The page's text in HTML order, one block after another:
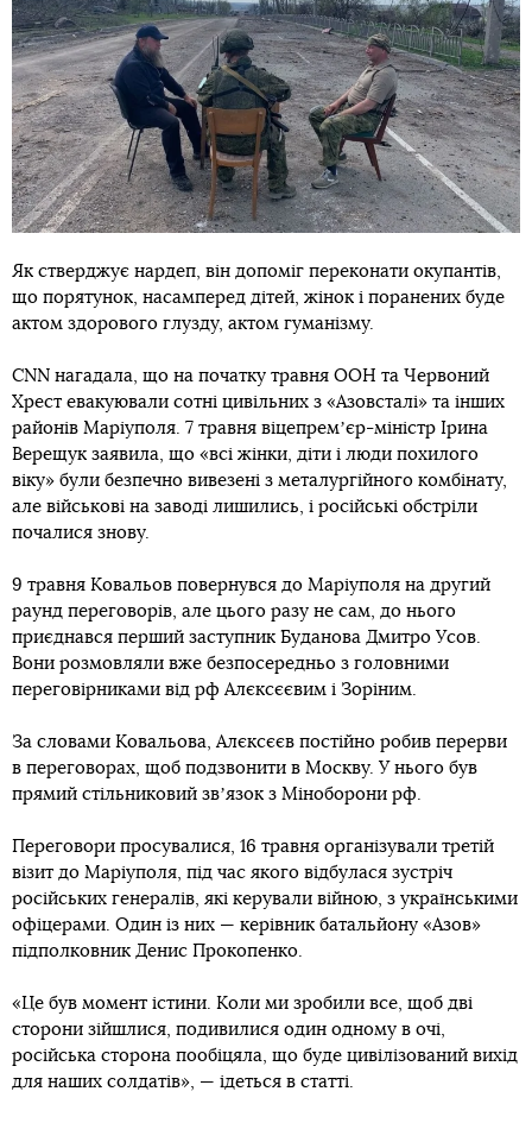
Як стверджує нардеп, він допоміг переконати окупантів,
що порятунок, насамперед дітей, жінок і поранених буде
актом здорового глузду, актом гуманізму.
CNN нагадала, що на початку травня ООН та Червоний
Хрест евакуювали сотні цивільних з «Азовсталі» та інших
районів Маріуполя. 7 травня віцепремʼєр-міністр Ірина
Верещук заявила, що «всі жінки, діти і люди похилого
віку» були безпечно вивезені з металургійного комбінату,
але військові на заводі лишились, і російські обстріли
почалися знову.
9 травня Ковальов повернувся до Маріуполя на другий
раунд переговорів, але цього разу не сам, до нього
приєднався перший заступник Буданова Дмитро Усов.
Вони розмовляли вже безпосередньо з головними
переговірниками від рф Алєксєєвим і Зоріним.
За словами Ковальова, Алєксєєв постійно робив перерви
в переговорах, щоб подзвонити в Москву. У нього був
прямий стільниковий звʼязок з Міноборони рф.
Переговори просувалися, 16 травня організували третій
візит до Маріуполя, під час якого відбулася зустріч
російських генералів, які керували війною, з українськими
офіцерами. Один із них — керівник батальйону «Азов»
підполковник Денис Прокопенко.
«Це був момент істини. Коли ми зробили все, щоб дві
сторони зійшлися, подивилися один одному в очі,
російська сторона пообіцяла, що буде цивілізований вихід
для наших солдатів», — ідеться в статті.